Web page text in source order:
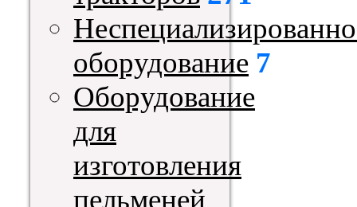
оборудование 7
Оборудование
для
изготовления
пельменей